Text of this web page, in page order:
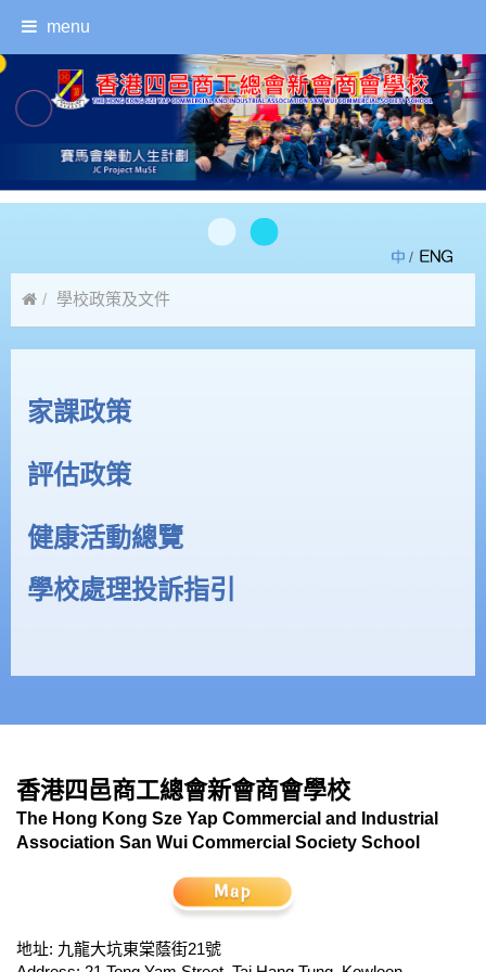
menu
/
學校政策及文件
家課政策、評估政策、健康活動總覽、指引
家課政策
評估政策
健康活動總覽
學校處理投訴指引
香港四邑商工總會新會商會學校
The Hong Kong Sze Yap Commercial and Industrial
Association San Wui Commercial Society School
地址: 九龍大坑東棠蔭街21號